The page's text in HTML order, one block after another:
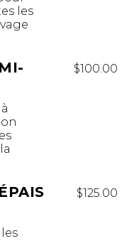
les
$100.00
$125.00